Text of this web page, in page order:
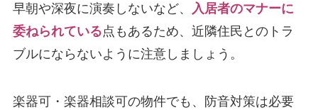
早朝や深夜に演奏しないなど、
入居者のマナーに
委ねられている点もあるため、近隣住民とのトラ
ブルにならないように注意しましょう。
楽器可・楽器相談可の物件でも、防音対策は必要